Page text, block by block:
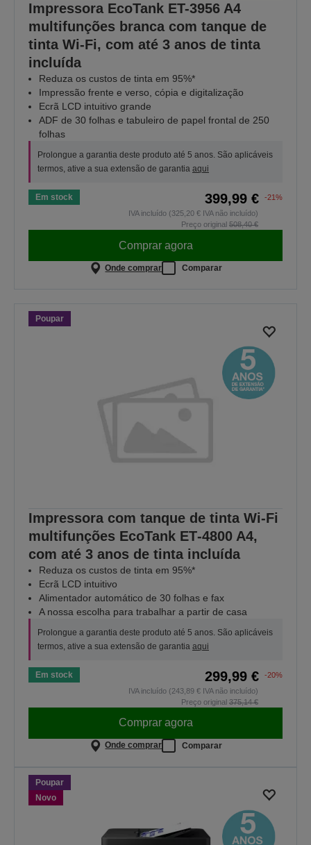
Impressora EcoTank ET-3956 A4
multifunções branca com tanque de
tinta Wi-Fi, com até 3 anos de tinta
incluída
Reduza os custos de tinta em 95%*
Impressão frente e verso, cópia e digitalização
Ecrã LCD intuitivo grande
ADF de 30 folhas e tabuleiro de papel frontal de 250
folhas
Prolongue a garantia deste produto até 5 anos. São aplicáveis
termos, ative a sua extensão de garantia aqui
Em stock 399,99 €
-21%
IVA incluído (325,20 € IVA não incluído)
Preço original 508,40 €
Comprar agora
Onde comprar Comparar
Poupar
Impressora com tanque de tinta Wi-Fi
multifunções EcoTank ET‑4800 A4,
com até 3 anos de tinta incluída
Reduza os custos de tinta em 95%*
Ecrã LCD intuitivo
Alimentador automático de 30 folhas e fax
A nossa escolha para trabalhar a partir de casa
Prolongue a garantia deste produto até 5 anos. São aplicáveis
termos, ative a sua extensão de garantia aqui
Em stock 299,99 €
-20%
IVA incluído (243,89 € IVA não incluído)
Preço original 375,14 €
Comprar agora
Onde comprar Comparar
Poupar
Novo